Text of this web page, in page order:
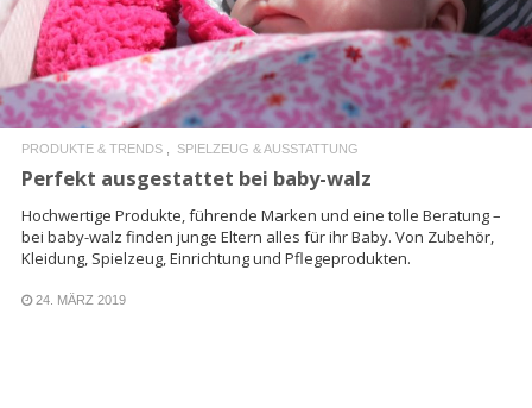
PRODUKTE & TRENDS SPIELZEUG & AUSSTATTUNG
Perfekt ausgestattet bei baby-walz
Hochwertige Produkte, führende Marken und eine tolle Beratung –
bei baby-walz finden junge Eltern alles für ihr Baby. Von Zubehör,
Kleidung, Spielzeug, Einrichtung und Pflegeprodukten.
24. MÄRZ 2019